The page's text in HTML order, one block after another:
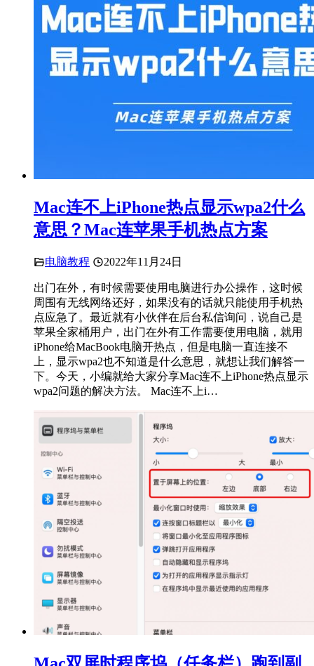
Mac连不上iPhone热点显示wpa2什么
意思？Mac连苹果手机热点方案
电脑教程 2022年11月24日
出门在外，有时候需要使用电脑进行办公操作，这时候
周围有无线网络还好，如果没有的话就只能使用手机热
点应急了。最近就有小伙伴在后台私信询问，说自己是
苹果全家桶用户，出门在外有工作需要使用电脑，就用
iPhone给MacBook电脑开热点，但是电脑一直连接不
上，显示wpa2也不知道是什么意思，就想让我们解答一
下。今天，小编就给大家分享Mac连不上iPhone热点显示
wpa2问题的解决方法。 Mac连不上i…